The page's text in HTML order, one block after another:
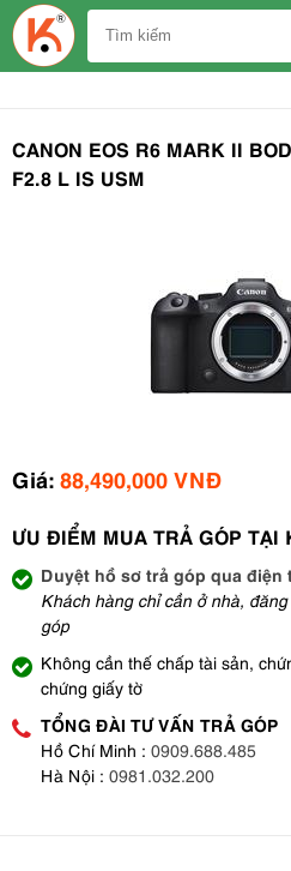
CANON EOS R6 MARK II
F2.8 L IS USM
Giá: 88,490,000 VNĐ
ƯU ĐIỂM MUA TRẢ GÓP TẠI
Duyệt hồ sơ trả góp qua điện
Khách hàng chỉ cần ở nhà,
góp
Không cần thế chấp tài sản,
chứng giấy tờ
TỔNG ĐÀI TƯ VẤN TRẢ GÓP
Hồ Chí Minh : 0909.688.485
Hà Nội : 0981.032.200